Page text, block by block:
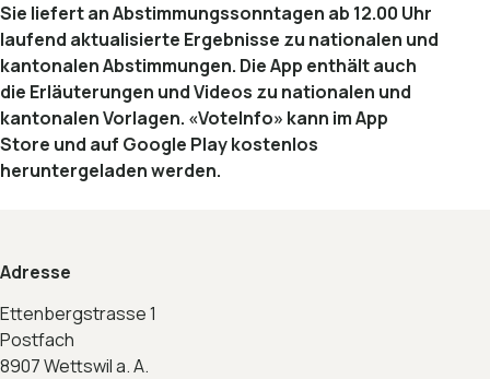
Sie liefert an Abstimmungssonntagen ab 12.00 Uhr
laufend aktualisierte Ergebnisse zu nationalen und
kantonalen Abstimmungen. Die App enthält auch
die Erläuterungen und Videos zu nationalen und
kantonalen Vorlagen. «VoteInfo» kann im App
Store und auf Google Play kostenlos
heruntergeladen werden.
Adresse
Ettenbergstrasse 1
Postfach
8907 Wettswil a. A.